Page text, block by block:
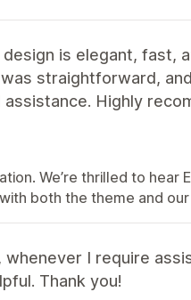
is elegant, fast,
straightforward,
Highly
We’re thrilled to hear
both the theme and
I require
Thank you!